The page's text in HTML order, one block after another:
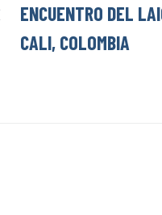
ENCUENTRO DEL
CALI, COLOMBIA